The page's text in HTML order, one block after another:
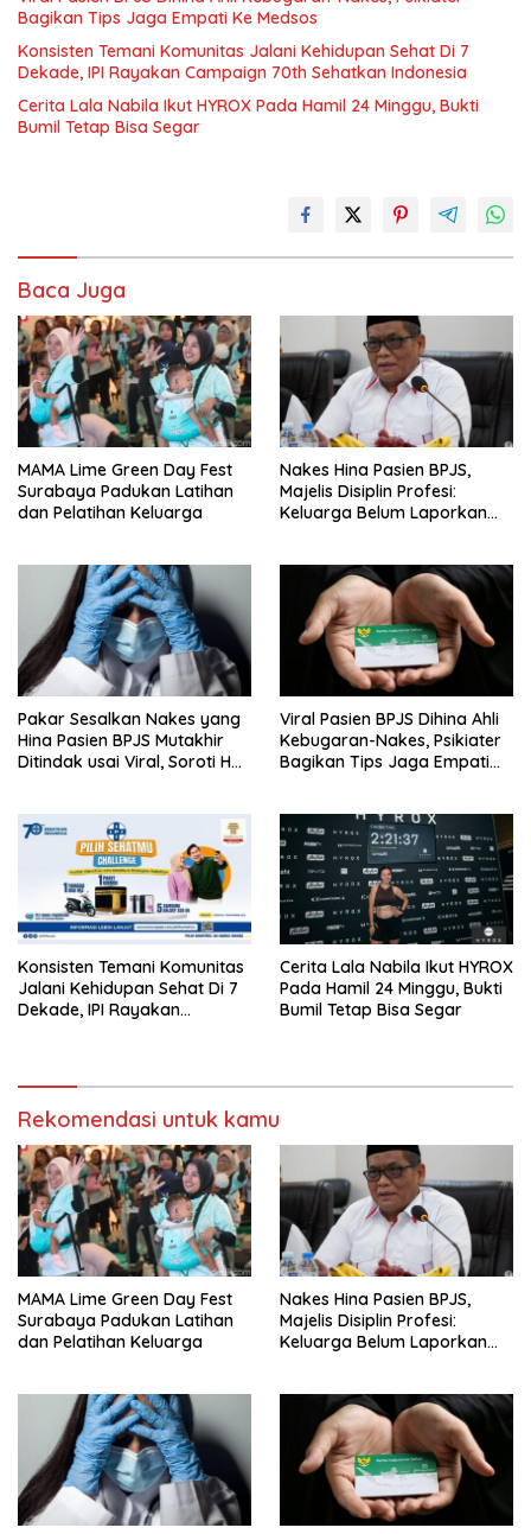
Bagikan Tips Jaga Empati Ke Medsos
Konsisten Temani Komunitas Jalani Kehidupan Sehat Di 7
Dekade, IPI Rayakan Campaign 70th Sehatkan Indonesia
Cerita Lala Nabila Ikut HYROX Pada Hamil 24 Minggu, Bukti
Bumil Tetap Bisa Segar
Baca Juga
MAMA Lime Green Day Fest
Surabaya Padukan Latihan
dan Pelatihan Keluarga
Nakes Hina Pasien BPJS,
Majelis Disiplin Profesi:
Keluarga Belum Laporkan
Pakar Sesalkan Nakes yang
Hina Pasien BPJS Mutakhir
Ditindak usai Viral, Soroti Hal
Viral Pasien BPJS Dihina Ahli
Kebugaran-Nakes, Psikiater
Bagikan Tips Jaga Empati
Konsisten Temani Komunitas
Jalani Kehidupan Sehat Di 7
Dekade, IPI Rayakan
Cerita Lala Nabila Ikut HYROX
Pada Hamil 24 Minggu, Bukti
Bumil Tetap Bisa Segar
Rekomendasi untuk kamu
MAMA Lime Green Day Fest
Surabaya Padukan Latihan
dan Pelatihan Keluarga
Nakes Hina Pasien BPJS,
Majelis Disiplin Profesi:
Keluarga Belum Laporkan